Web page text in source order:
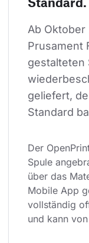
Ab
Prusament
gestalteten
geliefert,
Standard
Der
Spule
über das
Mobile App
vollständig
und kann